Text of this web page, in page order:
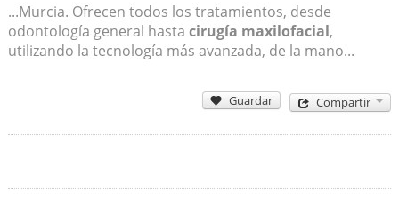
...Murcia. Ofrecen todos los tratamientos, desde
odontología general hasta cirugía maxilofacial,
utilizando la tecnología más avanzada, de la mano...
Guardar Compartir